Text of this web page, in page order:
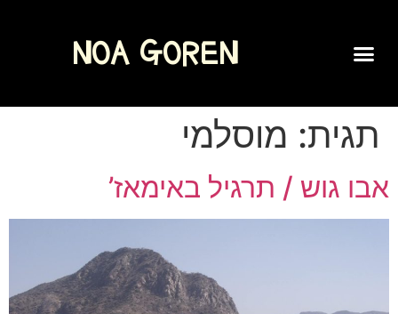
NOA GOREN
תגית: מוסלמי
אבו גוש / תרגיל באימאז’